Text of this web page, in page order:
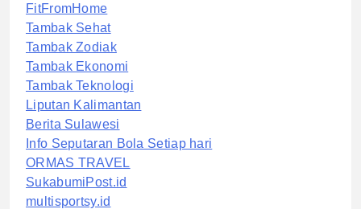
FitFromHome
Tambak Sehat
Tambak Zodiak
Tambak Ekonomi
Tambak Teknologi
Liputan Kalimantan
Berita Sulawesi
Info Seputaran Bola Setiap hari
ORMAS TRAVEL
SukabumiPost.id
multisportsy.id